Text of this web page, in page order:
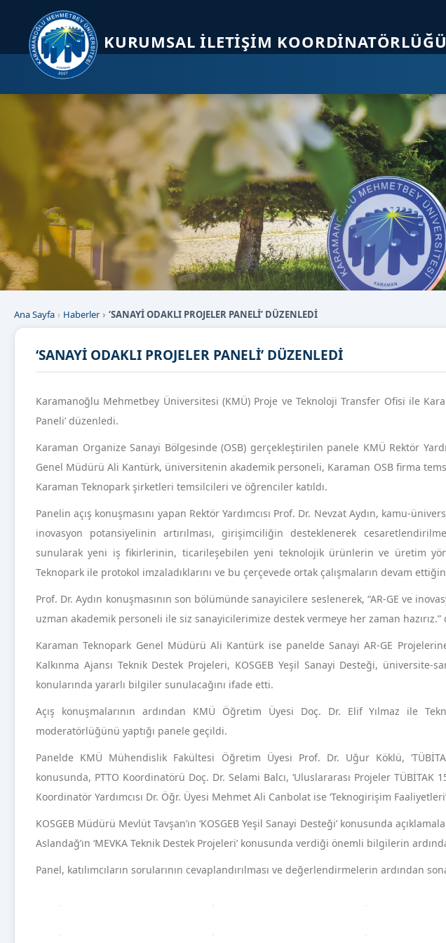
KURUMSAL İLETIŞIM KOORDINATÖRLÜĞÜ
Ana Sayfa Haberler ‘SANAYİ ODAKLI PROJELER PANELİ’ DÜZENLEDİ
‘SANAYİ ODAKLI PROJELER PANELİ’ DÜZENLEDİ
Karamanoğlu Mehmetbey Üniversitesi (KMÜ) Proje ve Teknoloji Transfer Ofisi ile
Paneli’ düzenledi.
Karaman Organize Sanayi Bölgesinde (OSB) gerçekleştirilen panele KMÜ Rektör
Genel Müdürü Ali Kantürk, üniversitenin akademik personeli, Karaman OSB firma
Karaman Teknopark şirketleri temsilcileri ve öğrenciler katıldı.
Panelin açış konuşmasını yapan Rektör Yardımcısı Prof. Dr. Nevzat Aydın, kamu-
inovasyon potansiyelinin artırılması, girişimciliğin desteklenerek
sunularak yeni iş fikirlerinin, ticarileşebilen yeni teknolojik ürünlerin ve üretim
Teknopark ile protokol imzaladıklarını ve bu çerçevede ortak çalışmaların devam
Prof. Dr. Aydın konuşmasının son bölümünde sanayicilere seslenerek, “AR-GE ve
uzman akademik personeli ile siz sanayicilerimize destek vermeye her zaman hazırız.”
Karaman Teknopark Genel Müdürü Ali Kantürk ise panelde Sanayi AR-GE
Kalkınma Ajansı Teknik Destek Projeleri, KOSGEB Yeşil Sanayi Desteği,
konularında yararlı bilgiler sunulacağını ifade etti.
Açış konuşmalarının ardından KMÜ Öğretim Üyesi Doç. Dr. Elif Yılmaz ile
moderatörlüğünü yaptığı panele geçildi.
Panelde KMÜ Mühendislik Fakültesi Öğretim Üyesi Prof. Dr. Uğur Köklü,
konusunda, PTTO Koordinatörü Doç. Dr. Selami Balcı, ‘Uluslararası Projeler TÜBİTAK
Koordinatör Yardımcısı Dr. Öğr. Üyesi Mehmet Ali Canbolat ise ‘Teknogirişim
KOSGEB Müdürü Mevlüt Tavşan’ın ‘KOSGEB Yeşil Sanayi Desteği’ konusunda
Aslandağ’ın ‘MEVKA Teknik Destek Projeleri’ konusunda verdiği önemli bilgilerin
Panel, katılımcıların sorularının cevaplandırılması ve değerlendirmelerin ardından